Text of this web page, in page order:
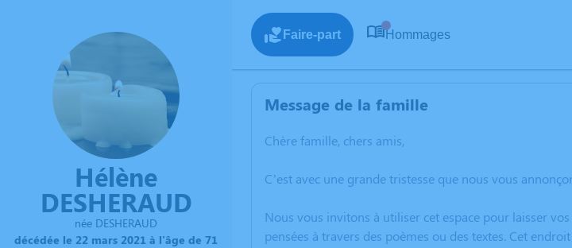
Hélène
DESHERAUD
née DESHERAUD
décédée le 22 mars 2021 à l'âge de 71
Faire-part Hommages
Message de la famille
Chère famille, chers amis,
C’est avec une grande tristesse que nous vous
Nous vous invitons à utiliser cet espace pour laisser
pensées à travers des poèmes ou des textes. Cet